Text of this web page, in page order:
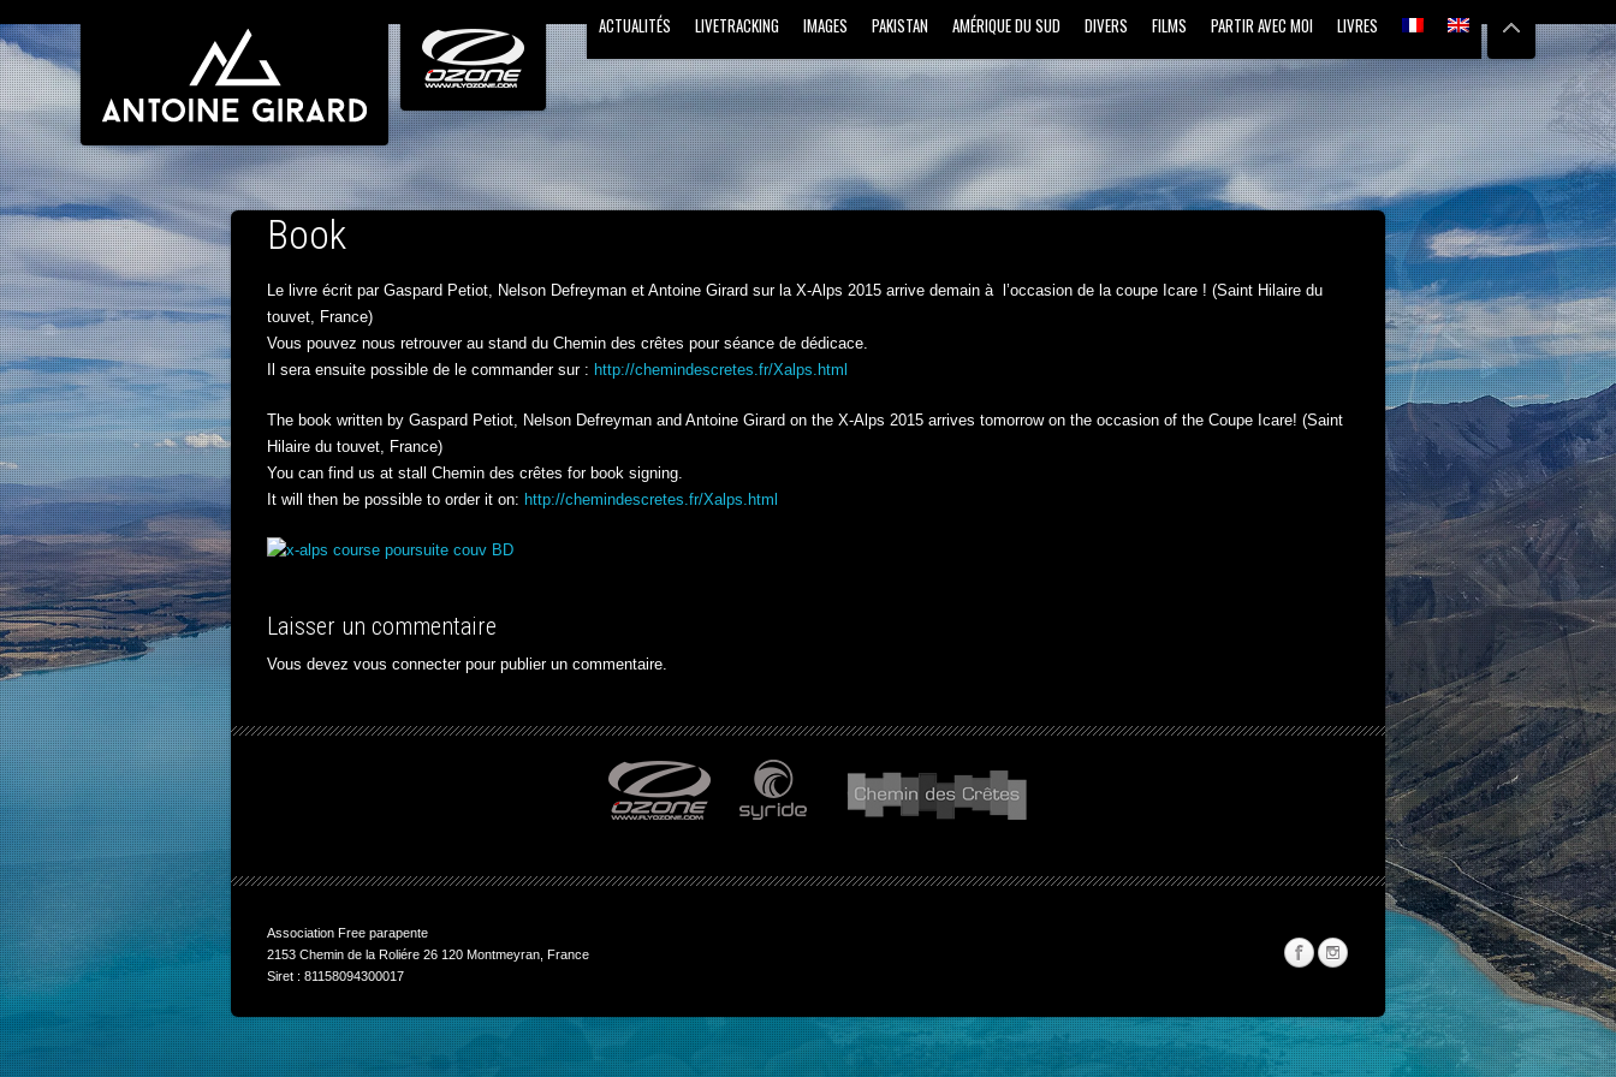
ACTUALITÉS LIVETRACKING IMAGES PAKISTAN AMÉRIQUE DU SUD DIVERS FILMS PARTIR AVEC MOI LIVRES
Book
Le livre écrit par Gaspard Petiot, Nelson Defreyman et Antoine Girard sur la X-Alps 2015 arrive demain à l’occasion de la coupe Icare ! (Saint Hilaire du
touvet, France)
Vous pouvez nous retrouver au stand du Chemin des crêtes pour séance de dédicace.
Il sera ensuite possible de le commander sur : http://chemindescretes.fr/Xalps.html
The book written by Gaspard Petiot, Nelson Defreyman and Antoine Girard on the X-Alps 2015 arrives tomorrow on the occasion of the Coupe Icare! (Saint
Hilaire du touvet, France)
You can find us at stall Chemin des crêtes for book signing.
It will then be possible to order it on: http://chemindescretes.fr/Xalps.html
Laisser un commentaire
Vous devez vous connecterpour publier un commentaire.
Association Free parapente
2153 Chemin de la Roliére 26 120 Montmeyran, France
Siret : 81158094300017